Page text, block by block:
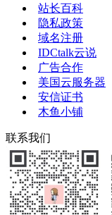
站长百科
隐私政策
域名注册
IDCtalk云说
广告合作
美国云服务器
安信证书
木鱼小铺
联系我们